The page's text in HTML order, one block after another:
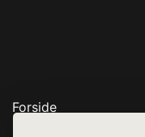
Forside